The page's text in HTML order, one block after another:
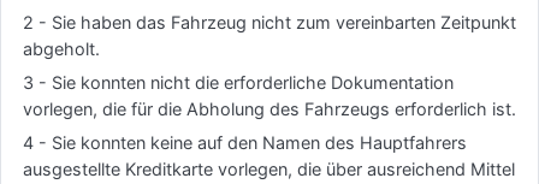
2 - Sie haben das Fahrzeug nicht zum vereinbarten Zeitpunkt
abgeholt.
3 - Sie konnten nicht die erforderliche Dokumentation
vorlegen, die für die Abholung des Fahrzeugs erforderlich ist.
4 - Sie konnten keine auf den Namen des Hauptfahrers
ausgestellte Kreditkarte vorlegen, die über ausreichend Mittel